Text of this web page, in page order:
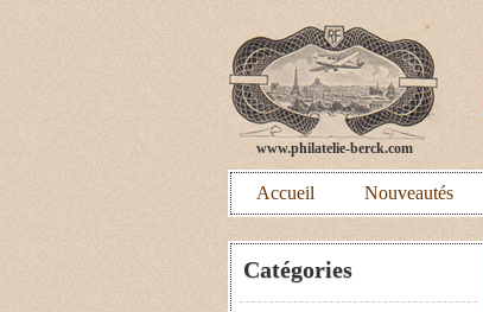
www.philatelie-berck.com
Accueil Nouveautés
Catégories